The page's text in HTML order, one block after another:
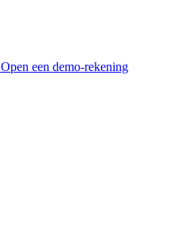
Open een demo-rekening